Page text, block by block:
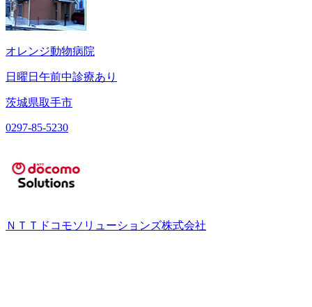
オレンジ動物病院
日曜日午前中診療あり
茨城県取手市
0297-85-5230
ＮＴＴドコモソリューションズ株式会社